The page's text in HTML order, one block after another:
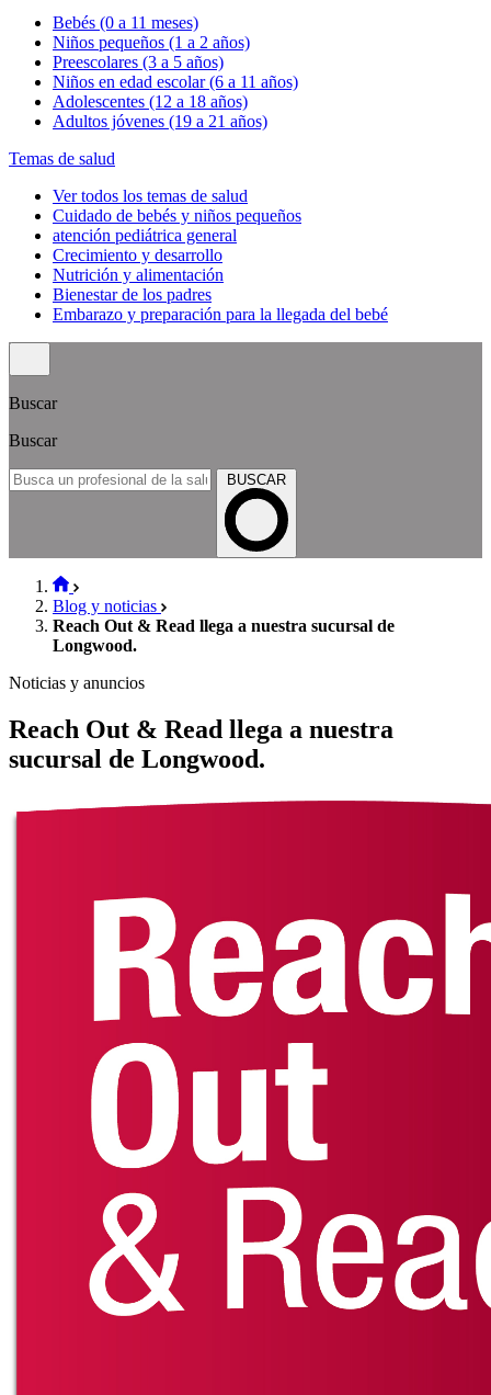
Bebés (0 a 11 meses)
Niños pequeños (1 a 2 años)
Preescolares (3 a 5 años)
Niños en edad escolar (6 a 11 años)
Adolescentes (12 a 18 años)
Adultos jóvenes (19 a 21 años)
Temas de salud
Ver todos los temas de salud
Cuidado de bebés y niños pequeños
atención pediátrica general
Crecimiento y desarrollo
Nutrición y alimentación
Bienestar de los padres
Embarazo y preparación para la llegada del bebé
Buscar
Buscar
BUSCAR
Blog y noticias
Reach Out & Read llega a nuestra sucursal de
Longwood.
Noticias y anuncios
Reach Out & Read llega a nuestra
sucursal de Longwood.